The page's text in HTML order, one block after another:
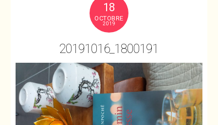
18
OCTOBRE
2019
20191016_1800191